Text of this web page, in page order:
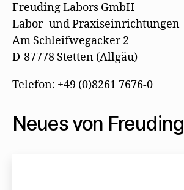
Freuding Labors GmbH
Labor- und Praxiseinrichtungen
Am Schleifwegacker 2
D-87778 Stetten (Allgäu)
Telefon: +49 (0)8261 7676-0
Neues von Freuding